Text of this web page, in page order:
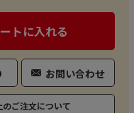
トに入れる
お問い合わせ
のご注文について